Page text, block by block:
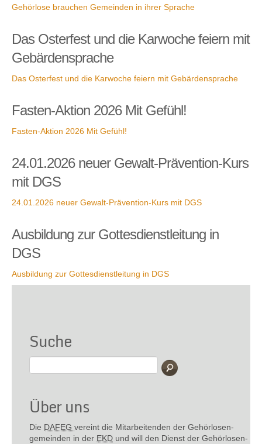
Gehörlose brauchen Gemeinden in ihrer Sprache
Das Osterfest und die Karwoche feiern mit
Gebärdensprache
Das Osterfest und die Karwoche feiern mit Gebärdensprache
Fasten-Aktion 2026 Mit Gefühl!
Fasten-Aktion 2026 Mit Gefühl!
24.01.2026 neuer Gewalt-Prävention-Kurs
mit DGS
24.01.2026 neuer Gewalt-Prävention-Kurs mit DGS
Ausbildung zur Gottesdienstleitung in
DGS
Ausbildung zur Gottesdienstleitung in DGS
Suche
Über uns
Die DAFEG vereint die Mitarbeitenden der Gehör­losen­
gemeinden in der EKD und will den Dienst der Gehör­losen­